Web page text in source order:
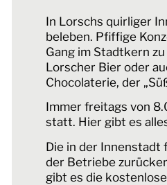
In Lorschs quirliger
beleben. Pfiffige
Gang im Stadtkern
Lorscher Bier oder
Chocolaterie, der
Immer freitags von
statt. Hier gibt es
Die in der Innenstadt
der Betriebe
gibt es die